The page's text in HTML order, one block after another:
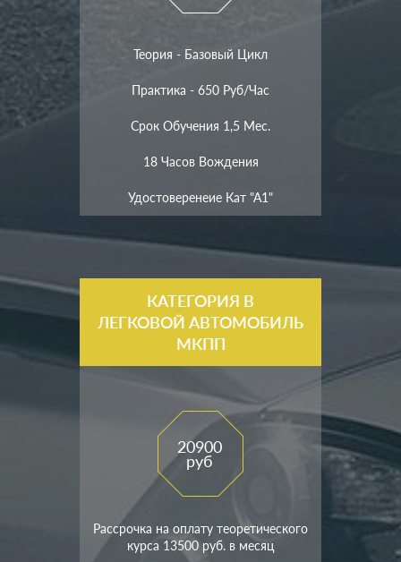
Теория - Базовый Цикл
Практика - 650 Руб/час
Срок Обучения 1,5 Мес.
18 Часов Вождения
Удостоверенеие Кат "А1"
КАТЕГОРИЯ B
ЛЕГКОВОЙ АВТОМОБИЛЬ
МКПП
20900
руб
Рассрочка на оплату теоретического
курса 13500 руб. в месяц